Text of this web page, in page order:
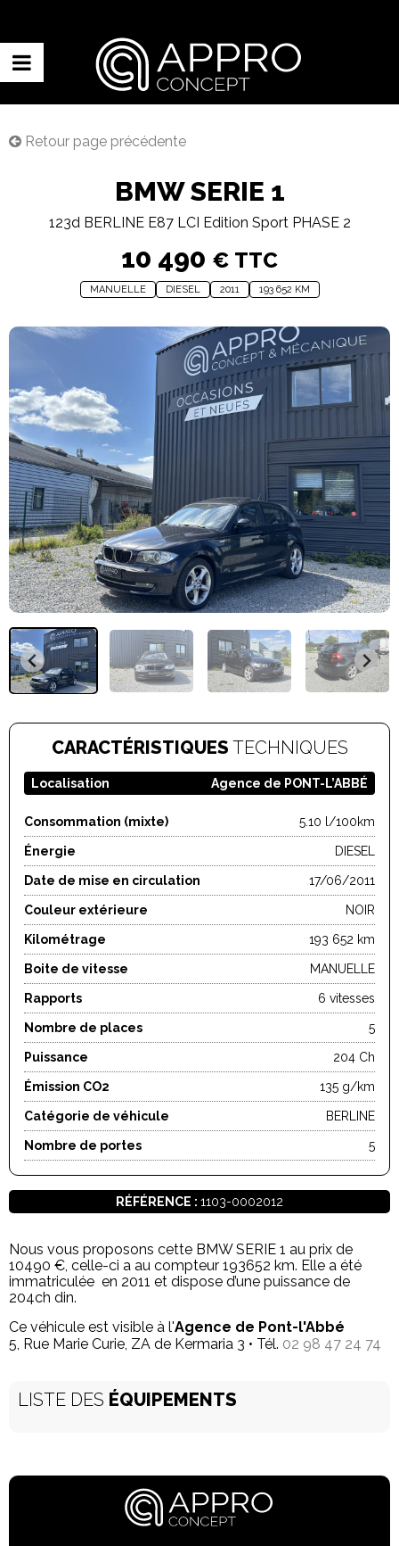
Retour page précédente
BMW SERIE 1
123d BERLINE E87 LCI Edition Sport PHASE 2
10 490 € TTC
MANUELLE DIESEL 2011 193 652 KM
CARACTÉRISTIQUES TECHNIQUES
Localisation Agence de PONT-L’ABBÉ
Consommation (mixte) 5.10 l/100km
Énergie DIESEL
Date de mise en circulation 17/06/2011
Couleur extérieure NOIR
Kilométrage 193 652 km
Boite de vitesse MANUELLE
Rapports 6 vitesses
Nombre de places 5
Puissance 204 Ch
Émission CO2 135 g/km
Catégorie de véhicule BERLINE
Nombre de portes 5
RÉFÉRENCE : 1103-0002012
Nous vous proposons cette BMW SERIE 1 au prix de
10490 €, celle-ci a au compteur 193652 km. Elle a été
immatriculée en 2011 et dispose d’une puissance de
204ch din.
Ce véhicule est visible à l'Agence de Pont-l'Abbé
5, Rue Marie Curie, ZA de Kermaria 3 • Tél. 02 98 47 24 74
LISTE DES ÉQUIPEMENTS